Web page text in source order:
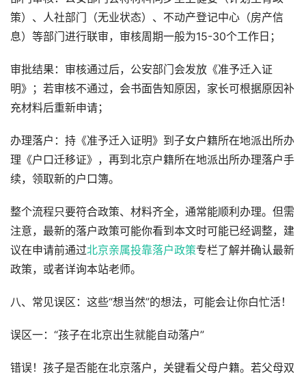
策）、人社部门（无业状态）、不动产登记中心（房产信
息）等部门进行联审，审核周期一般为15-30个工作日；
审批结果：审核通过后，公安部门会发放《准予迁入证
明》；若审核不通过，会书面告知原因，家长可根据原因补
充材料后重新申请；
办理落户：持《准予迁入证明》到子女户籍所在地派出所办
理《户口迁移证》，再到北京户籍所在地派出所办理落户手
续，领取新的户口簿。
整个流程只要符合政策、材料齐全，通常能顺利办理。但需
注意，最新的落户政策可能你看到本文时可能已经调整，建
议在申请前通过北京亲属投靠落户政策专栏了解并确认最新
政策，或者详询本站老师。
八、常见误区：这些“想当然”的想法，可能会让你白忙活！
误区一：“孩子在北京出生就能自动落户”
错误！孩子是否能在北京落户，关键看父母户籍。若父母双